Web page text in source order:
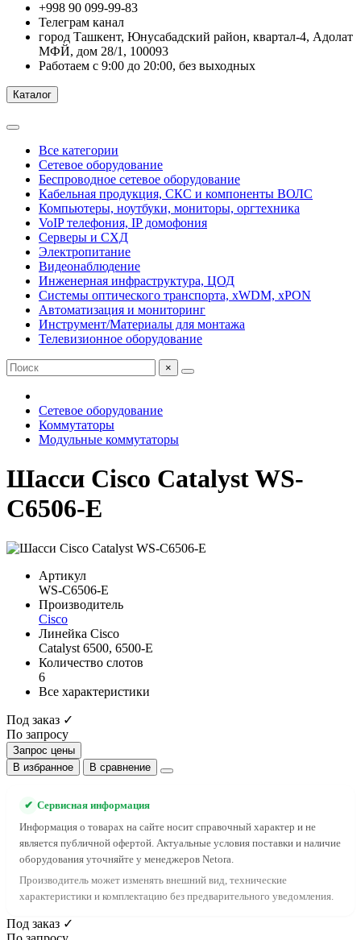
+998 90 099-99-83
Телеграм канал
город Ташкент, Юнусабадский район, квартал-4, Адолат
МФЙ, дом 28/1, 100093
Работаем с 9:00 до 20:00, без выходных
Каталог
Все категории
Сетевое оборудование
Беспроводное сетевое оборудование
Кабельная продукция, СКС и компоненты ВОЛС
Компьютеры, ноутбуки, мониторы, оргтехника
VoIP телефония, IP домофония
Серверы и СХД
Электропитание
Видеонаблюдение
Инженерная инфраструктура, ЦОД
Системы оптического транспорта, xWDM, xPON
Автоматизация и мониторинг
Инструмент/Материалы для монтажа
Телевизионное оборудование
×
Сетевое оборудование
Коммутаторы
Модульные коммутаторы
Шасси Cisco Catalyst WS-
C6506-E
Артикул
WS-C6506-E
Производитель
Cisco
Линейка Cisco
Catalyst 6500, 6500-E
Количество слотов
6
Все характеристики
Под заказ ✓
По запросу
Запрос цены
В избранное
В сравнение
✔ Сервисная информация
Информация о товарах на сайте носит справочный характер и не
является публичной офертой. Актуальные условия поставки и наличие
оборудования уточняйте у менеджеров Netora.
Производитель может изменять внешний вид, технические
характеристики и комплектацию без предварительного уведомления.
Под заказ ✓